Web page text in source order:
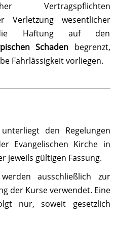
Vertragspflichten
Verletzung wesentlicher
Haftung auf den
Schaden begrenzt,
Fahrlässigkeit vorliegen.
den Regelungen
Evangelischen Kirche in
jeweils gültigen Fassung.
ausschließlich zur
der Kurse verwendet. Eine
nur, soweit gesetzlich